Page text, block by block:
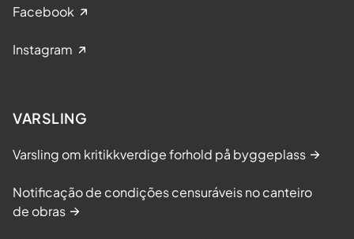
Facebook
Instagram
VARSLING
Varsling om kritikkverdige forhold på byggeplass
Notificação de condições censuráveis no canteiro
de obras